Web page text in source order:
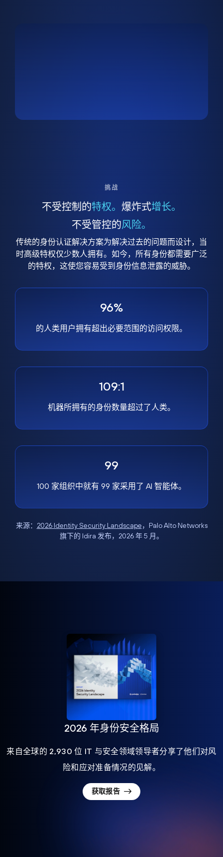
挑战
不受控制的特权。 爆炸式增长。
不受管控的风险。
传统的身份认证解决方案为解决过去的问题而设计，当
时高级特权仅少数人拥有。如今，所有身份都需要广泛
的特权，这使您容易受到身份信息泄露的威胁。
96%
的人类用户拥有超出必要范围的访问权限。
109:1
机器所拥有的身份数量超过了人类。
99
100 家组织中就有 99 家采用了 AI 智能体。
来源： 2026 Identity Security Landscape，Palo Alto Networks
旗下的 Idira 发布，2026 年 5 月。
2026 年身份安全格局
来自全球的 2,930 位 IT 与安全领域领导者分享了他们对风
险和应对准备情况的见解。
获取报告